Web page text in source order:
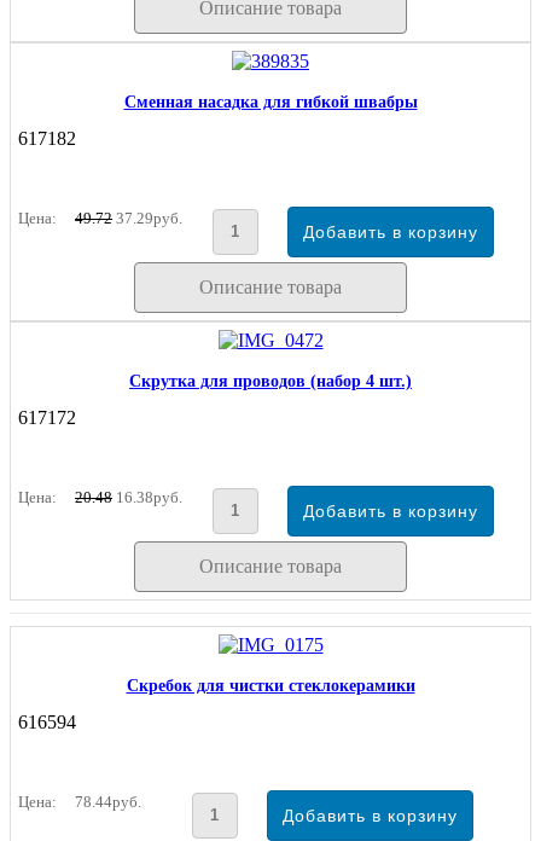
Описание товара
Сменная насадка для гибкой швабры
617182
Цена: 49.72 37.29руб.
Описание товара
Скрутка для проводов (набор 4 шт.)
617172
Цена: 20.48 16.38руб.
Описание товара
Скребок для чистки стеклокерамики
616594
Цена: 78.44руб.